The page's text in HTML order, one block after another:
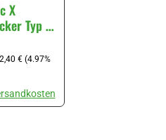
X
Typ F
Preis:
€ (4.97%
Wert ein oder benutze